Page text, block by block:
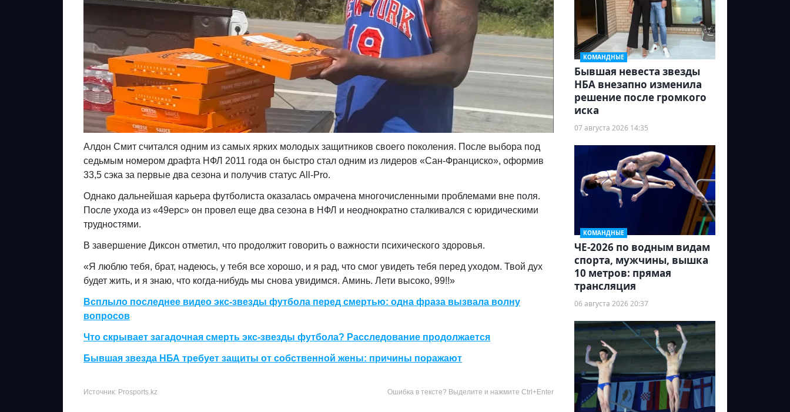
Алдон Смит считался одним из самых ярких молодых защитников своего поколения. После выбора под
седьмым номером драфта НФЛ 2011 года он быстро стал одним из лидеров «Сан-Франциско», оформив
33,5 сэка за первые два сезона и получив статус All-Pro.
Однако дальнейшая карьера футболиста оказалась омрачена многочисленными проблемами вне поля.
После ухода из «49ерс» он провел еще два сезона в НФЛ и неоднократно сталкивался с юридическими
трудностями.
В завершение Диксон отметил, что продолжит говорить о важности психического здоровья.
«Я люблю тебя, брат, надеюсь, у тебя все хорошо, и я рад, что смог увидеть тебя перед уходом. Твой дух
будет жить, и я знаю, что когда-нибудь мы снова увидимся. Аминь. Лети высоко, 99!!»
Всплыло последнее видео экс-звезды футбола перед смертью: одна фраза вызвала волну
вопросов
Что скрывает загадочная смерть экс-звезды футбола? Расследование продолжается
Бывшая звезда НБА требует защиты от собственной жены: причины поражают
Источник: Prosports.kz Ошибка в тексте? Выделите и нажмите Ctrl+Enter
КОМАНДНЫЕ
Бывшая невеста звезды
НБА внезапно изменила
решение после громкого
иска
07 августа 2026 14:35
КОМАНДНЫЕ
ЧЕ-2026 по водным видам
спорта, мужчины, вышка
10 метров: прямая
трансляция
06 августа 2026 20:37